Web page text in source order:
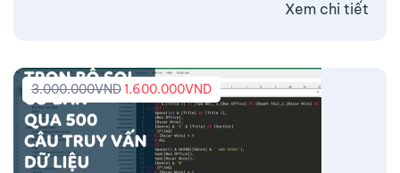
Xem chi tiết
3.000.000VND1.600.000VND